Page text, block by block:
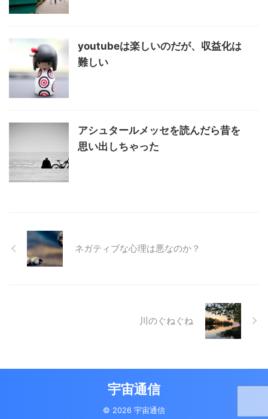
youtubeは楽しいのだが、収益化は
難しい
アシュタールメッセを読んだら昔を
思い出しちゃった
ネガティブな心理は悪なのか？
川のぐねぐね
宇宙通信
© 2026 宇宙通信